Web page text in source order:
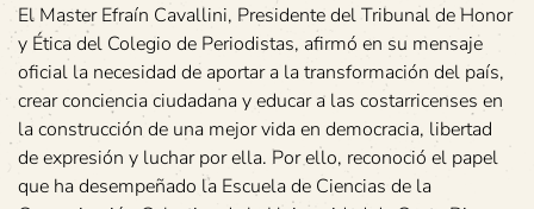
El Master Efraín Cavallini, Presidente del Tribunal de Honor
y Ética del Colegio de Periodistas, afirmó en su mensaje
oficial la necesidad de aportar a la transformación del país,
crear conciencia ciudadana y educar a las costarricenses en
la construcción de una mejor vida en democracia, libertad
de expresión y luchar por ella. Por ello, reconoció el papel
que ha desempeñado la Escuela de Ciencias de la